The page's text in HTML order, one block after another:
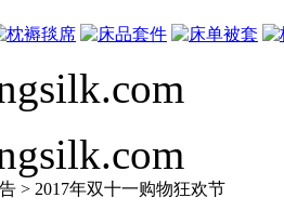
> 2017年双十一购物狂欢节